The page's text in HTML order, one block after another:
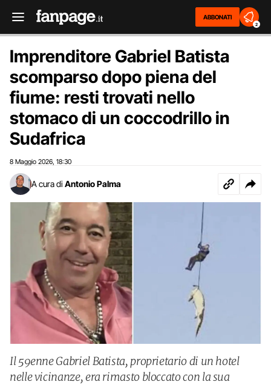
ABBONATI
2
Imprenditore Gabriel Batista
scomparso dopo piena del
fiume: resti trovati nello
stomaco di un coccodrillo in
Sudafrica
8 Maggio 2026 18:30
A cura di Antonio Palma
Il 59enne Gabriel Batista, proprietario di un hotel
nelle vicinanze, era rimasto bloccato con la sua